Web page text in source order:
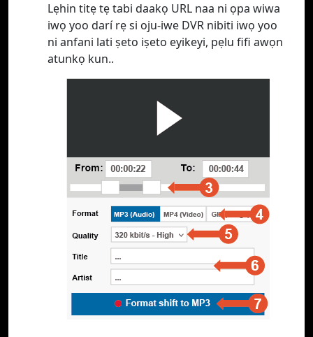
Lẹhin titẹ tẹ tabi daakọ URL naa ni ọpa wiwa
iwọ yoo darí rẹ si oju-iwe DVR nibiti iwọ yoo
ni anfani lati ṣeto iṣeto eyikeyi, pẹlu fifi awọn
atunkọ kun..